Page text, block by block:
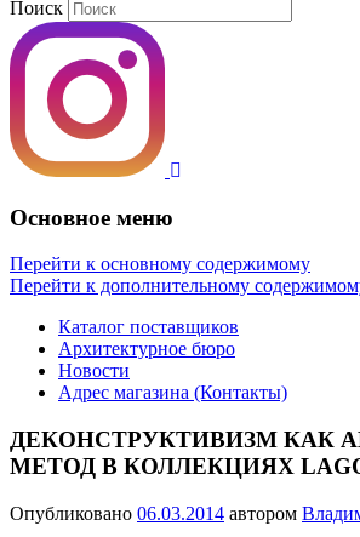
Поиск
Основное меню
Перейти к основному содержимому
Перейти к дополнительному
Каталог поставщиков
Архитектурное бюро
Новости
Адрес магазина (Контакты)
ДЕКОНСТРУКТИВИЗМ КАК
МЕТОД В КОЛЛЕКЦИЯХ
Опубликовано 06.03.2014 автором